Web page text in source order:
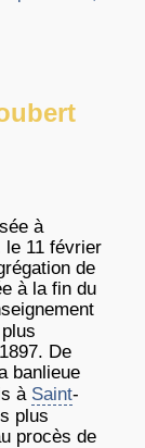
à
le 11 février
de
à la fin du
De
banlieue
à Saint-
plus
procès de